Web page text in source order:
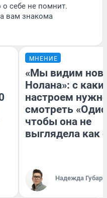
о себе не помнит.
вам знакома
МНЕНИЕ
«Мы видим
Нолана»: с
настроем
смотреть
чтобы она не
выглядела как
Надежда Губарь